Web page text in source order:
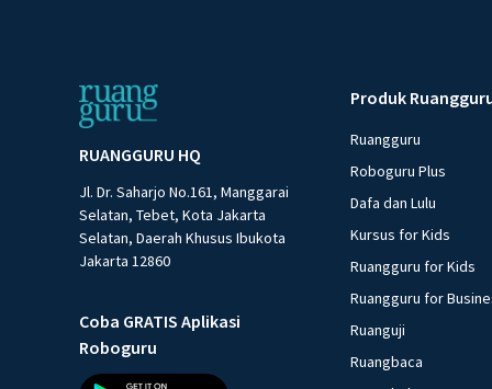
RUANGGURU HQ
Jl. Dr. Saharjo No.161, Manggarai
Selatan, Tebet, Kota Jakarta
Selatan, Daerah Khusus Ibukota
Jakarta 12860
Coba GRATIS Aplikasi
Roboguru
Produk
Ruangguru
Roboguru Plus
Dafa dan Lulu
Kursus for Kids
Ruangguru for Kids
Ruangguru for
Ruanguji
Ruangbaca